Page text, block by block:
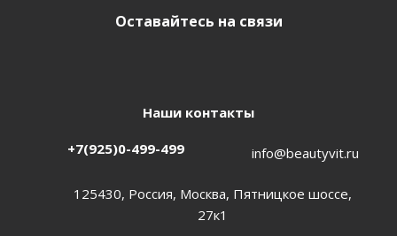
Оставайтесь на связи
Наши контакты
+7(925)0-499-499 info@beautyvit.ru
125430, Россия, Москва, Пятницкое шоссе,
27к1